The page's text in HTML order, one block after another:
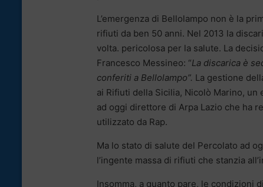
L’emergenza di Bellolampo non è la
rifiuti da ben 50 anni. Nel 2013 la
volta. pericolosa per la salute. La
Francesco Messineo: “La discarica è
conferiti a Bellolampo”. La gestione
ai Rifiuti della Sicilia, Nicolò Marino, un
ad oggi direttore di Arpa Lazio che ha
utilizzato da Rap.
Ma lo stato di salute del Percolato ad
l’ingente massa di rifiuti che stanzia
Insomma, a quanto pare, le condizioni